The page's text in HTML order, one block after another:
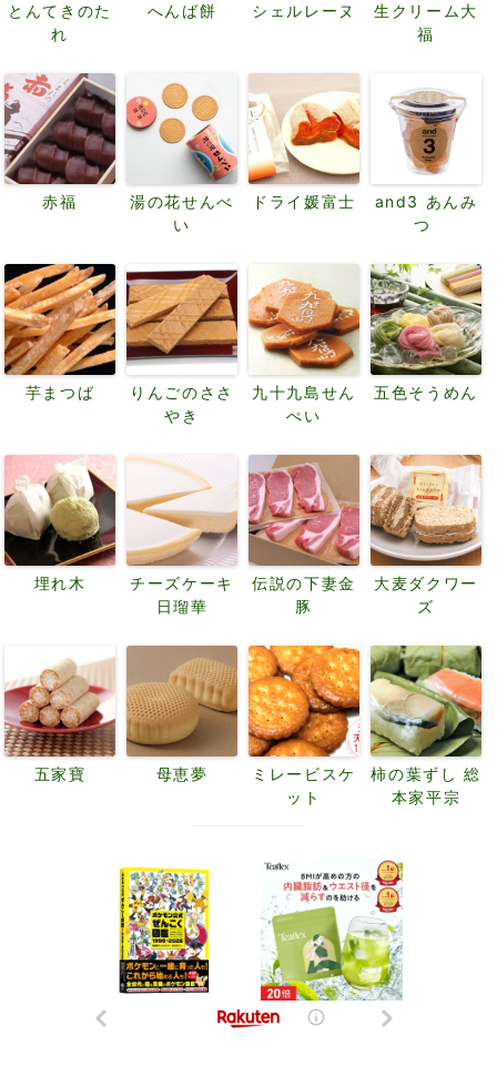
とんてきのた
れ
へんば餅 シェルレーヌ
生クリーム大
福
赤福
湯の花せんべ
い
ドライ媛富士
and3 あんみ
つ
芋まつば
りんごのささ
やき
九十九島せん
ぺい
五色そうめん
埋れ木
チーズケーキ
日瑠華
伝説の下妻金
豚
大麦ダクワー
ズ
五家寶 母恵夢
ミレービスケ
ット
柿の葉ずし 総
本家平宗